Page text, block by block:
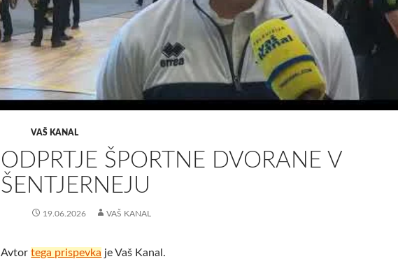
VAŠ KANAL
ODPRTJE ŠPORTNE DVORANE V
ŠENTJERNEJU
19.06.2026 VAŠ KANAL
Avtortega prispevka je Vaš Kanal.